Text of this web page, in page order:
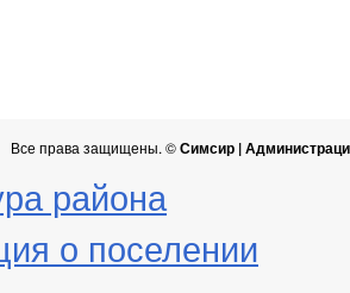
Все права защищены. ©Симсир |
района
о поселении